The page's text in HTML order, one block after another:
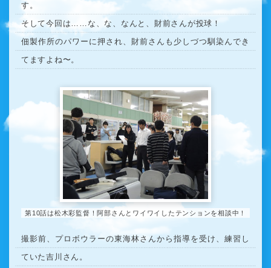
す。
そして今回は……な、な、なんと、財前さんが投球！
佃製作所のパワーに押され、財前さんも少しづつ馴染んでき
てますよね〜。
第10話は松木彩監督！阿部さんとワイワイしたテンションを相談中！
撮影前、プロボウラーの東海林さんから指導を受け、練習し
ていた吉川さん。